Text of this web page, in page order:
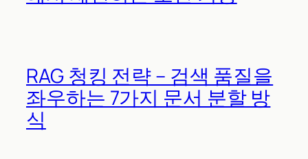
RAG 청킹 전략 – 검색 품질을
좌우하는 7가지 문서 분할 방
식